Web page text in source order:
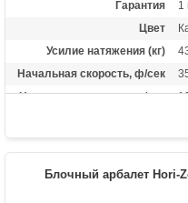
Гарантия
1
Цвет
Усилие натяжения (кг)
Начальная скорость, ф/сек
Начальная скорость, м/сек
Размах плечей (см)
Блочный арбалет Hori-